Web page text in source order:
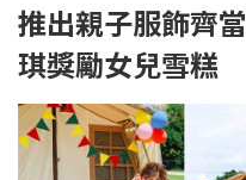
推出親子服飾齊
琪獎勵女兒雪糕